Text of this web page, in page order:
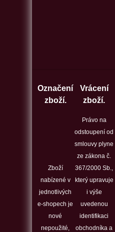
Označení
zboží.
Vrácení
zboží.
Zboží
nabízené v
jednotlivých
e-shopech je
nové
nepoužité,
Právo na
odstoupení od
smlouvy plyne
ze zákona č.
367/2000 Sb.,
který upravuje
i výše
uvedenou
identifikaci
obchodníka a